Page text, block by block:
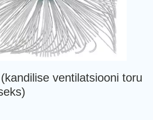
ventilatsiooni toru